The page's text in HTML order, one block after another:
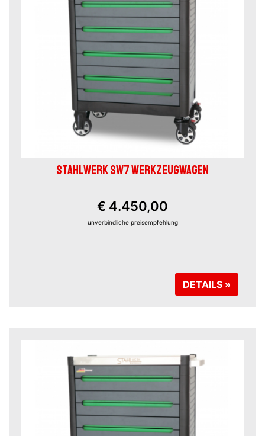
STAHLWERK SW7 WERKZEUGWAGEN
€ 4.450,00
unverbindliche preisempfehlung
DETAILS »